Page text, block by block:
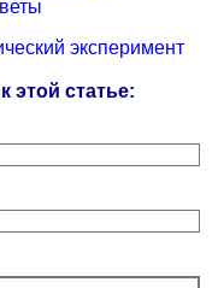
эксперимент
этой статье: